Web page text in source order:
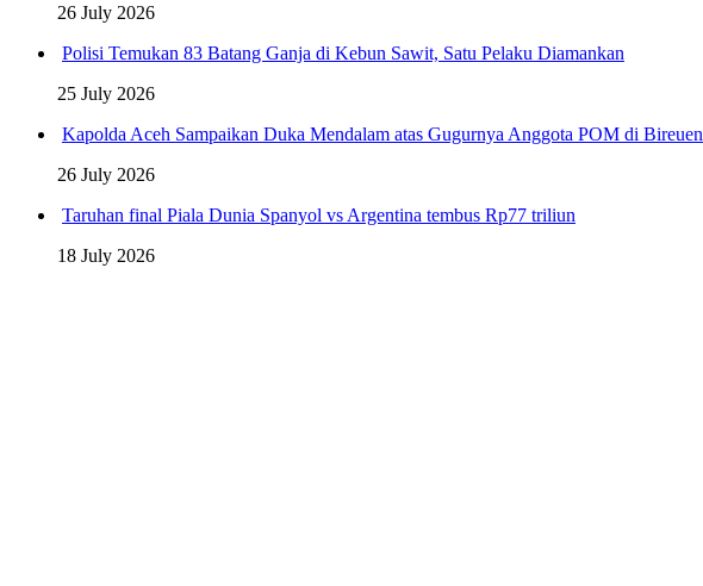
26 July 2026
Polisi Temukan 83 Batang Ganja di Kebun Sawit, Satu Pelaku Diamankan
25 July 2026
Kapolda Aceh Sampaikan Duka Mendalam atas Gugurnya Anggota POM di Bireuen
26 July 2026
Taruhan final Piala Dunia Spanyol vs Argentina tembus Rp77 triliun
18 July 2026